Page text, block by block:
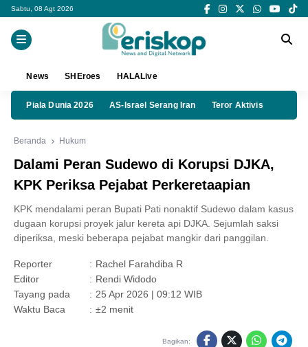
Sabtu, 08 Agt 2026
News SHEroes HALALive
Piala Dunia 2026 AS-Israel Serang Iran Teror Aktivis
Beranda Hukum
Dalami Peran Sudewo di Korupsi DJKA,
KPK Periksa Pejabat Perkeretaapian
KPK mendalami peran Bupati Pati nonaktif Sudewo dalam kasus
dugaan korupsi proyek jalur kereta api DJKA. Sejumlah saksi
diperiksa, meski beberapa pejabat mangkir dari panggilan.
Reporter : Rachel Farahdiba R
Editor
: Rendi Widodo
Tayang pada
: 25 Apr 2026 | 09:12 WIB
Waktu Baca
: ±2 menit
Bagikan: